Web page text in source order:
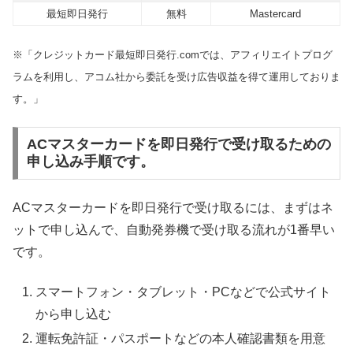
最短即日発行
無料 Mastercard
※「クレジットカード最短即日発行.comでは、アフィリエイトプログ
ラムを利用し、アコム社から委託を受け広告収益を得て運用しておりま
す。」
ACマスターカードを即日発行で受け取るための
申し込み手順です。
ACマスターカードを即日発行で受け取るには、まずはネ
ットで申し込んで、自動発券機で受け取る流れが1番早い
です。
スマートフォン・タブレット・PCなどで公式サイト
から申し込む
運転免許証・パスポートなどの本人確認書類を用意